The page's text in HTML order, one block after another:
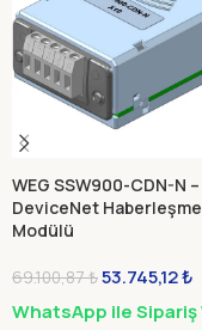
WEG SSW900-CDN-N –
DeviceNet Haberleşme
Modülü
69.100,87₺53.745,12₺
WhatsApp ile Sipariş